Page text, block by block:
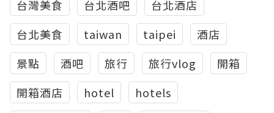
台灣美食
台北酒吧
台北酒店
台北美食
taiwan taipei
酒店
景點
酒吧 旅行 旅行vlog
開箱
開箱酒店
hotel
hotels